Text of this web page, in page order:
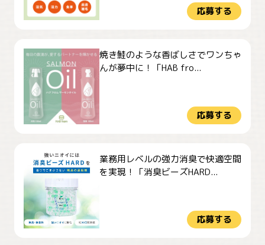
応募する
焼き鮭のような香ばしさでワンちゃ
んが夢中に！「HAB fro...
応募する
業務用レベルの強力消臭で快適空間
を実現！「消臭ビーズHARD...
応募する